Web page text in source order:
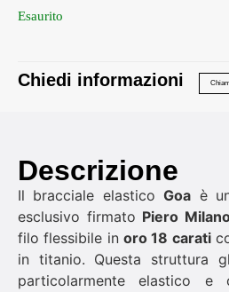
Esaurito
Chiedi informazioni
Descrizione
Il bracciale elasticoGoa è
esclusivo firmato Piero
filo flessibile in oro 18 carati
in titanio. Questa struttura
particolarmente elastico e